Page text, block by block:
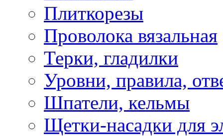
Плиткорезы
Проволока вязальная
Терки, гладилки
Уровни, правила,
Шпатели, кельмы
Щетки-насадки для